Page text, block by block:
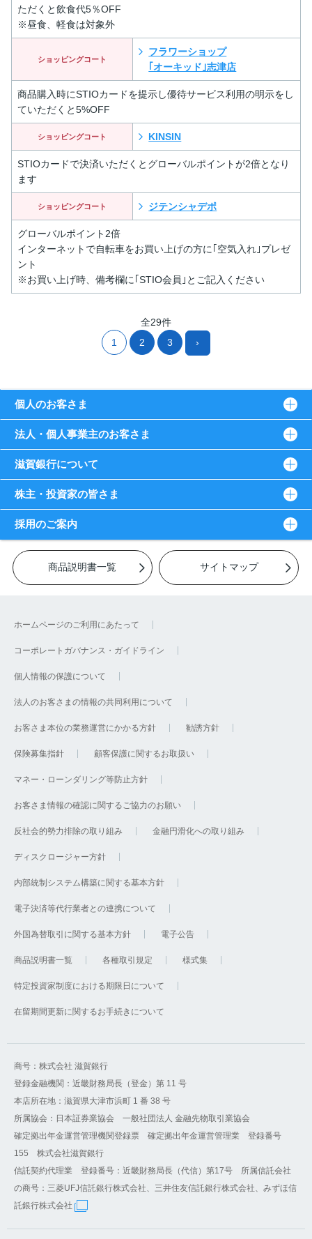
ただくと飲食代5％OFF
※昼食、軽食は対象外
ショッピングコート
フラワーショップ
｢オーキッド｣志津店
商品購入時にSTIOカードを提示し優待サービス利用の明示をし
ていただくと5%OFF
ショッピングコート KINSIN
STIOカードで決済いただくとグローバルポイントが2倍となり
ます
ショッピングコート ジテンシャデポ
グローバルポイント2倍
インターネットで自転車をお買い上げの方に｢空気入れ｣プレゼ
ント
※お買い上げ時、備考欄に｢STIO会員｣とご記入ください
全29件
1
2 3 ›
個人のお客さま
法人・個人事業主のお客さま
滋賀銀行について
株主・投資家の皆さま
採用のご案内
商品説明書一覧 サイトマップ
ホームページのご利用にあたって
コーポレートガバナンス・ガイドライン
個人情報の保護について
法人のお客さまの情報の共同利用について
お客さま本位の業務運営にかかる方針 勧誘方針
保険募集指針 顧客保護に関するお取扱い
マネー・ローンダリング等防止方針
お客さま情報の確認に関するご協力のお願い
反社会的勢力排除の取り組み 金融円滑化への取り組み
ディスクロージャー方針
内部統制システム構築に関する基本方針
電子決済等代行業者との連携について
外国為替取引に関する基本方針 電子公告
商品説明書一覧 各種取引規定 様式集
特定投資家制度における期限日について
在留期間更新に関するお手続きについて
商号：株式会社 滋賀銀行
登録金融機関：近畿財務局長（登金）第 11 号
本店所在地：滋賀県大津市浜町 1 番 38 号
所属協会：日本証券業協会 一般社団法人 金融先物取引業協会
確定拠出年金運営管理機関登録票 確定拠出年金運営管理業 登録番号
155 株式会社滋賀銀行
信託契約代理業 登録番号：近畿財務局長（代信）第17号 所属信託会社
の商号：三菱UFJ信託銀行株式会社、三井住友信託銀行株式会社、みずほ信
託銀行株式会社